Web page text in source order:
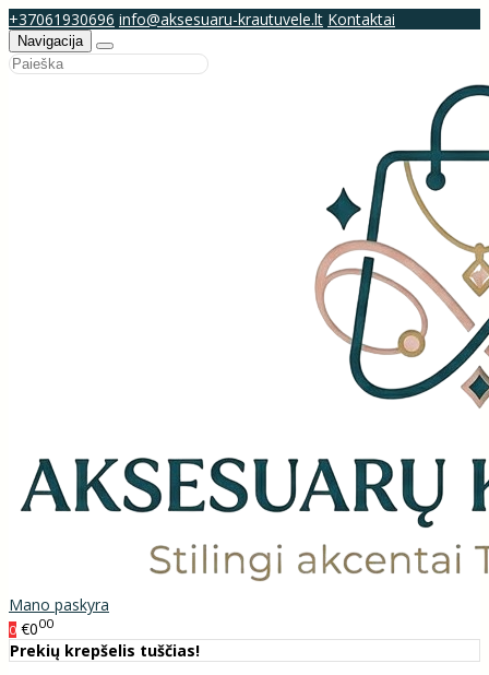
+37061930696 info@aksesuaru-krautuvele.lt Kontaktai
Navigacija
Mano paskyra
0 €000
Prekių krepšelis tuščias!